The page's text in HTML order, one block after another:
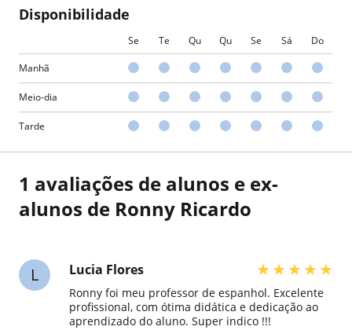
Disponibilidade
Se Te Qu Qu Se Sá Do
Manhã
Meio-dia
Tarde
1 avaliações de alunos e ex-
alunos de Ronny Ricardo
L Lucia Flores ★★★★★
Ronny foi meu professor de espanhol. Excelente
profissional, com ótima didática e dedicação ao
aprendizado do aluno. Super indico !!!